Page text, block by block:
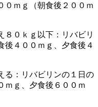
０ｍｇ（朝食後２００ｍ
０ｋｇ以下：リバビリ
後４００ｍｇ、夕食後４
：リバビリンの１日の
ｍｇ、夕食後６００ｍ